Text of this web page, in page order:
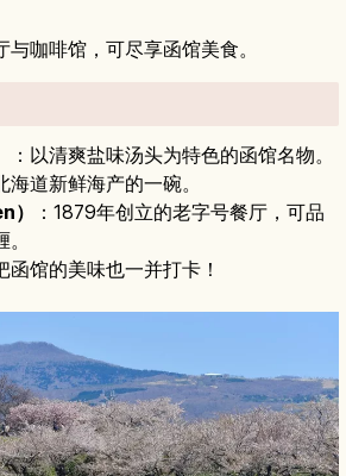
咖啡馆，可尽享函馆美食。
：以清爽盐味汤头为特色的函馆名物。
海道新鲜海产的一碗。
）
：1879年创立的老字号餐厅，可品
馆的美味也一并打卡！